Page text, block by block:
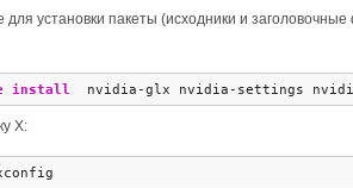
установки пакеты (исходники и
install
nvidia-glx nvidia-settings
X: